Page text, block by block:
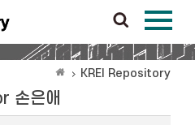
KREI Repository
손은애